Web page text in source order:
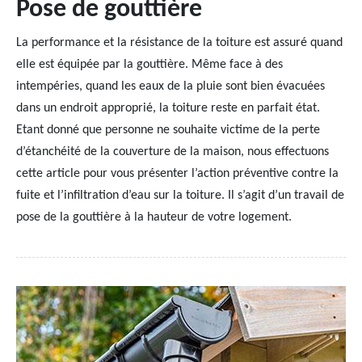
Pose de gouttière
La performance et la résistance de la toiture est assuré quand
elle est équipée par la gouttière. Même face à des
intempéries, quand les eaux de la pluie sont bien évacuées
dans un endroit approprié, la toiture reste en parfait état.
Etant donné que personne ne souhaite victime de la perte
d’étanchéité de la couverture de la maison, nous effectuons
cette article pour vous présenter l’action préventive contre la
fuite et l’infiltration d’eau sur la toiture. Il s’agit d’un travail de
pose de la gouttière à la hauteur de votre logement.